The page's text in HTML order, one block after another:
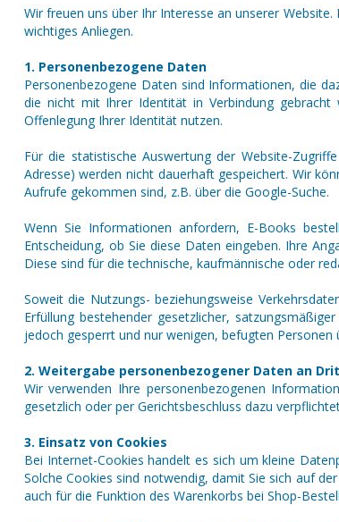
Wir freuen uns über Ihr Interesse an unserer
wichtiges Anliegen.
1. Personenbezogene Daten
Personenbezogene Daten sind Informationen, die
die nicht mit Ihrer Identität in Verbindung gebracht
Offenlegung Ihrer Identität nutzen.
Für die statistische Auswertung der Website-
Adresse) werden nicht dauerhaft gespeichert. Wir
Aufrufe gekommen sind, z.B. über die Google-Suche.
Wenn Sie Informationen anfordern, E-Books
Entscheidung, ob Sie diese Daten eingeben. Ihre
Diese sind für die technische, kaufmännische oder
Soweit die Nutzungs- beziehungsweise
Erfüllung bestehender gesetzlicher,
jedoch gesperrt und nur wenigen, befugten Personen
2. Weitergabe personenbezogener Daten an
Wir verwenden Ihre personenbezogenen
gesetzlich oder per Gerichtsbeschluss dazu
3. Einsatz von Cookies
Bei Internet-Cookies handelt es sich um kleine
Solche Cookies sind notwendig, damit Sie sich auf
auch für die Funktion des Warenkorbs bei Shop-